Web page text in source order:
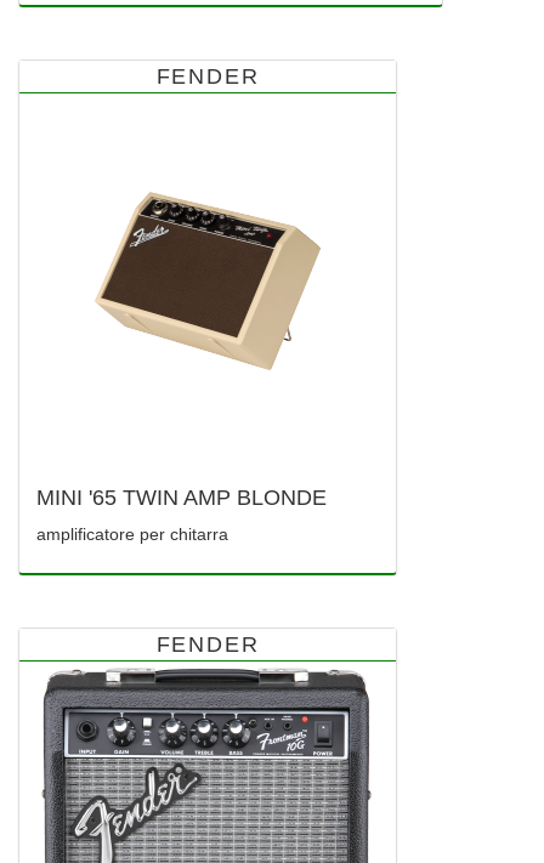
FENDER
MINI '65 TWIN AMP BLONDE
amplificatore per chitarra
FENDER